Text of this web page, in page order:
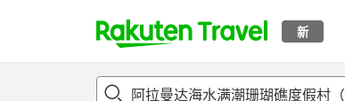
新
t
概况 客房及住宿套餐评论亮点设施